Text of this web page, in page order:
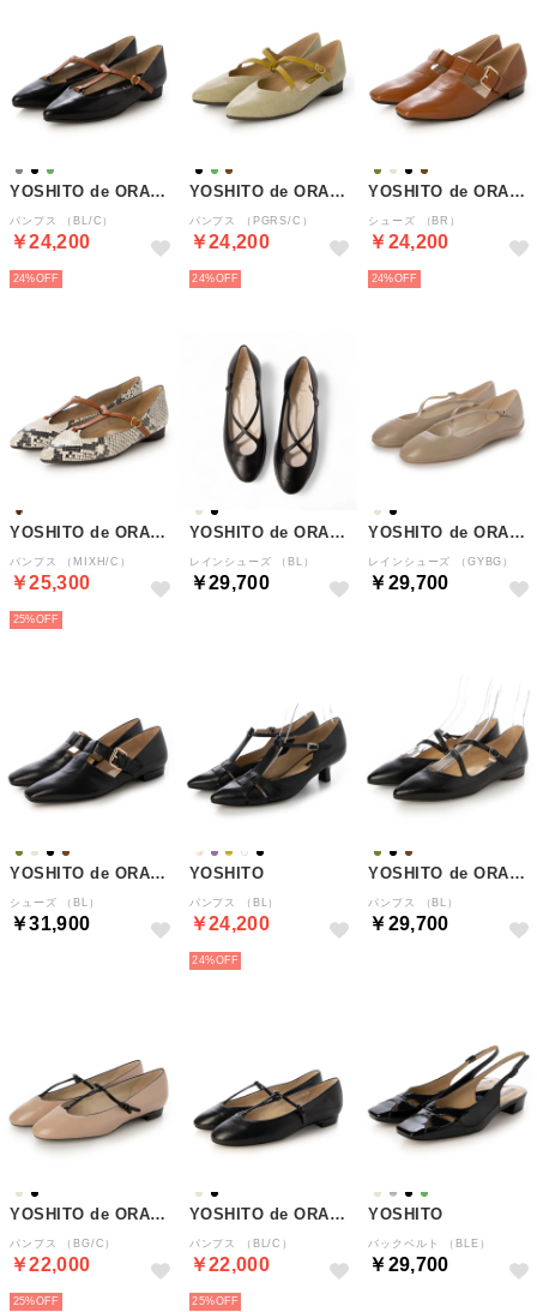
YOSHITO de ORANGE
パンプス （BL/C）
￥24,200
24%
YOSHITO de ORANGE
パンプス （PGRS/C）
￥24,200
24%
YOSHITO de ORANGE
シューズ （BR）
￥24,200
24%
YOSHITO de ORANGE
パンプス （MIXH/C）
￥25,300
25%
YOSHITO de ORANGE
レインシューズ （BL）
￥29,700
YOSHITO de ORANGE
レインシューズ （GYBG）
￥29,700
YOSHITO de ORANGE
シューズ （BL）
￥31,900
YOSHITO
パンプス （BL）
￥24,200
24%
YOSHITO de ORANGE
パンプス （BL）
￥29,700
YOSHITO de ORANGE
パンプス （BG/C）
￥22,000
25%
YOSHITO de ORANGE
パンプス （BL/C）
￥22,000
25%
YOSHITO
バックベルト （BLE）
￥29,700